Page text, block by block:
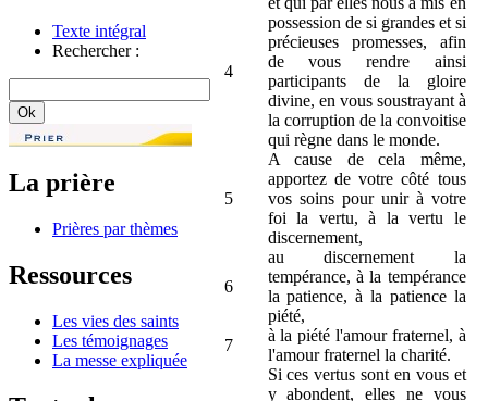
Texte intégral
Rechercher :
La prière
Prières par thèmes
Ressources
Les vies des saints
Les témoignages
La messe expliquée
4
possession de si grandes et si
précieuses promesses, afin
de vous rendre ainsi
participants de la gloire
divine, en vous soustrayant à
la corruption de la convoitise
qui règne dans le monde.
5
A cause de cela même,
apportez de votre côté tous
vos soins pour unir à votre
foi la vertu, à la vertu le
discernement,
6
au discernement la
tempérance, à la tempérance
la patience, à la patience la
piété,
7
à la piété l'amour fraternel, à
l'amour fraternel la charité.
Si ces vertus sont en vous et
y abondent, elles ne vous